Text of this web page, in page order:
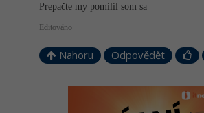
Prepačte my pomilil som sa
Editováno
Nahoru Odpovědět